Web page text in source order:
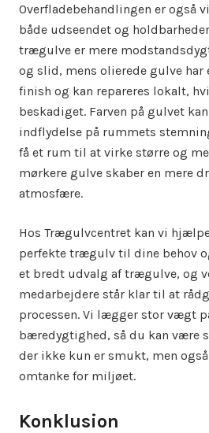
Overfladebehandlingen er også
både udseendet og
trægulve er mere
og slid, mens olierede gulve har
finish og kan repareres lokalt,
beskadiget. Farven på gulvet
indflydelse på rummets
få et rum til at virke større og
mørkere gulve skaber en mere
atmosfære.
Hos Trægulvcentret kan vi
perfekte trægulv til dine behov
et bredt udvalg af trægulve, og
medarbejdere står klar til at
processen. Vi lægger stor vægt
bæredygtighed, så du kan være
der ikke kun er smukt, men
omtanke for miljøet.
Konklusion